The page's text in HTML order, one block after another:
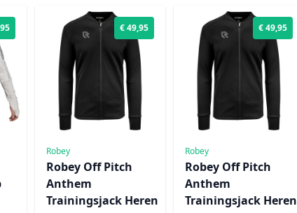
€ 49,95
Robey
Robey Off Pitch
Anthem
Trainingsjack Heren
€ 49,95
Robey
Robey Off Pitch
Anthem
Trainingsjack Heren